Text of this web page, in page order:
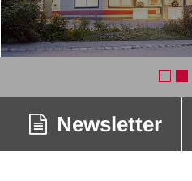
Newsletter